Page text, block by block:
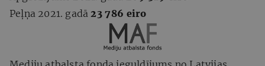
Peļņa 2021. gadā 23 786 eiro